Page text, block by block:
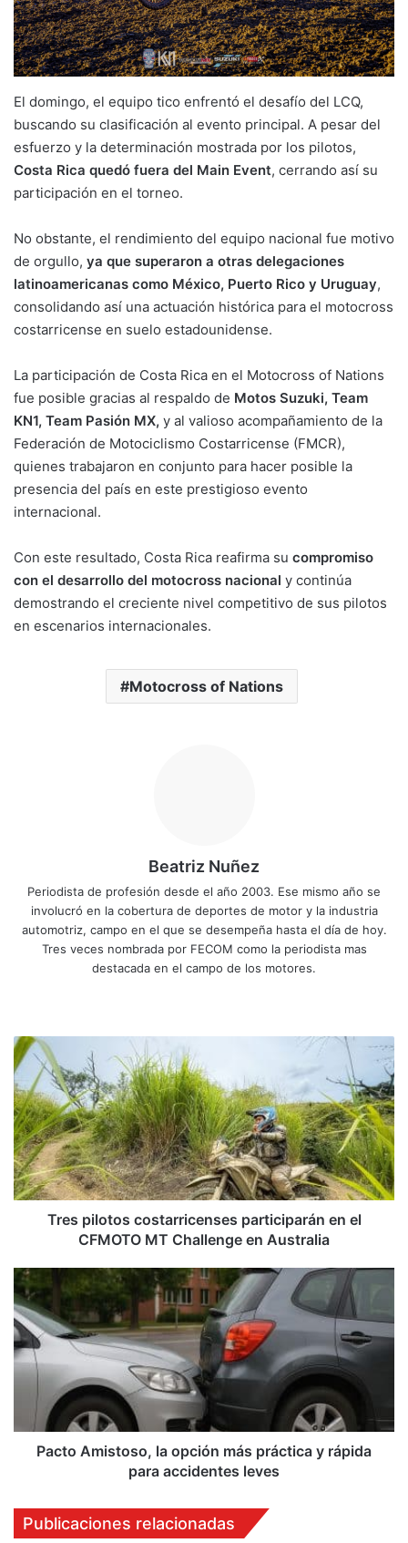
El domingo, el equipo tico enfrentó el desafío del LCQ,
buscando su clasificación al evento principal. A pesar del
esfuerzo y la determinación mostrada por los pilotos,
Costa Rica quedó fuera del Main Event, cerrando así su
participación en el torneo.
No obstante, el rendimiento del equipo nacional fue motivo
de orgullo, ya que superaron a otras delegaciones
latinoamericanas como México, Puerto Rico y Uruguay,
consolidando así una actuación histórica para el motocross
costarricense en suelo estadounidense.
La participación de Costa Rica en el Motocross of Nations
fue posible gracias al respaldo de Motos Suzuki, Team
KN1, Team Pasión MX, y al valioso acompañamiento de la
Federación de Motociclismo Costarricense (FMCR),
quienes trabajaron en conjunto para hacer posible la
presencia del país en este prestigioso evento
internacional.
Con este resultado, Costa Rica reafirma su compromiso
con el desarrollo del motocross nacional y continúa
demostrando el creciente nivel competitivo de sus pilotos
en escenarios internacionales.
Motocross of Nations
Beatriz Nuñez
Periodista de profesión desde el año 2003. Ese mismo año se
involucró en la cobertura de deportes de motor y la industria
automotriz, campo en el que se desempeña hasta el día de hoy.
Tres veces nombrada por FECOM como la periodista mas
destacada en el campo de los motores.
Tres
pilotos
costarricenses
participarán
en
el
CFMOTO
MT
Challenge
Tres pilotos costarricenses participarán en el
CFMOTO MT Challenge en Australia
Pacto
Amistoso,
la
opción
más
práctica
para
accidentes
Pacto Amistoso, la opción más práctica y rápida
para accidentes leves
Publicaciones relacionadas